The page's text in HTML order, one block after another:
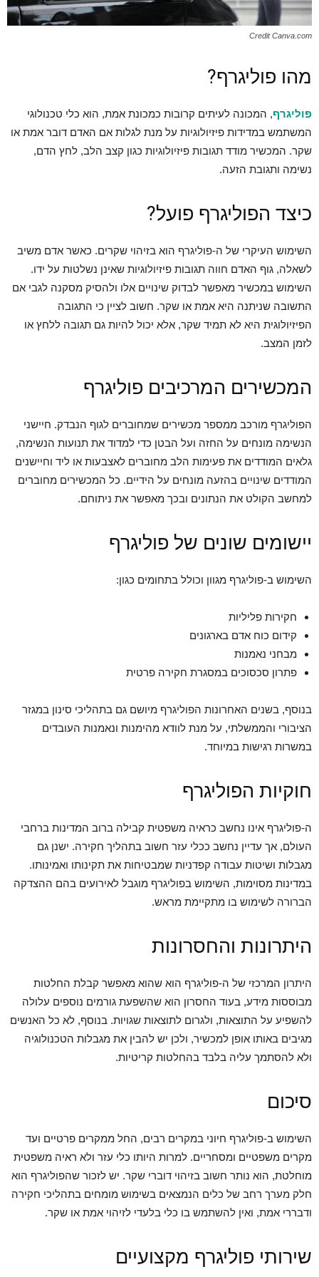
Credit Canva.com
מהו פוליגרף?
פוליגרף, המכונה לעיתים קרובות כמכונת אמת, הוא כלי טכנולוגי
המשתמש במדידות פיזיולוגיות על מנת לגלות אם האדם דובר אמת או
שקר. המכשיר מודד תגובות פיזיולוגיות כגון קצב הלב, לחץ הדם,
נשימה ותגובת הזעה.
כיצד הפוליגרף פועל?
השימוש העיקרי של ה-פוליגרף הוא בזיהוי שקרים. כאשר אדם משיב
לשאלה, גוף האדם חווה תגובות פיזיולוגיות שאינן נשלטות על ידו.
השימוש במכשיר מאפשר לבדוק שינויים אלו ולהסיק מסקנה לגבי אם
התשובה שניתנה היא אמת או שקר. חשוב לציין כי התגובה
הפיזיולוגית היא לא תמיד שקר, אלא יכול להיות גם תגובה ללחץ או
לזמן המצב.
המכשירים המרכיבים פוליגרף
הפוליגרף מורכב ממספר מכשירים שמחוברים לגוף הנבדק. חיישני
הנשימה מונחים על החזה ועל הבטן כדי למדוד את תנועות הנשימה,
גלאים המודדים את פעימות הלב מחוברים לאצבעות או ליד וחיישנים
המודדים שינויים בהזעה מונחים על הידיים. כל המכשירים מחוברים
למחשב הקולט את הנתונים ובכך מאפשר את ניתוחם.
יישומים שונים של פוליגרף
השימוש ב-פוליגרף מגוון וכולל בתחומים כגון:
חקירות פליליות
קידום כוח אדם בארגונים
מבחני נאמנות
פתרון סכסוכים במסגרת חקירה פרטית
בנוסף, בשנים האחרונות הפוליגרף מיושם גם בתהליכי סינון במגזר
הציבורי והממשלתי, על מנת לוודא מהימנות ונאמנות העובדים
במשרות רגישות במיוחד.
חוקיות הפוליגרף
ה-פוליגרף אינו נחשב כראיה משפטית קבילה ברוב המדינות ברחבי
העולם, אך עדיין נחשב ככלי עזר חשוב בתהליך חקירה. ישנן גם
מגבלות ושיטות עבודה קפדניות שמבטיחות את תקינותו ואמינותו.
במדינות מסוימות, השימוש בפוליגרף מוגבל לאירועים בהם ההצדקה
הברורה לשימוש בו מתקיימת מראש.
היתרונות והחסרונות
היתרון המרכזי של ה-פוליגרף הוא שהוא מאפשר קבלת החלטות
מבוססות מידע, בעוד החסרון הוא שהשפעת גורמים נוספים עלולה
להשפיע על התוצאות, ולגרום לתוצאות שגויות. בנוסף, לא כל האנשים
מגיבים באותו אופן למכשיר, ולכן יש להבין את מגבלות הטכנולוגיה
ולא להסתמך עליה בלבד בהחלטות קריטיות.
סיכום
השימוש ב-פוליגרף חיוני במקרים רבים, החל ממקרים פרטיים ועד
מקרים משפטיים ומסחריים. למרות היותו כלי עזר ולא ראיה משפטית
מוחלטת, הוא נותר חשוב בזיהוי דוברי שקר. יש לזכור שהפוליגרף הוא
חלק מערך רחב של כלים הנמצאים בשימוש מומחים בתהליכי חקירה
ודבררי אמת, ואין להשתמש בו כלי בלעדי לזיהוי אמת או שקר.
שירותי פוליגרף מקצועיים